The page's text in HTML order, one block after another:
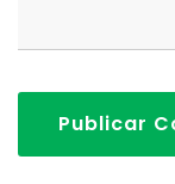
Publicar